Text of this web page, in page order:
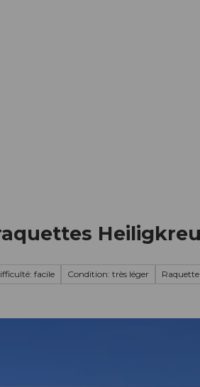
facile Condition: très léger Raquette